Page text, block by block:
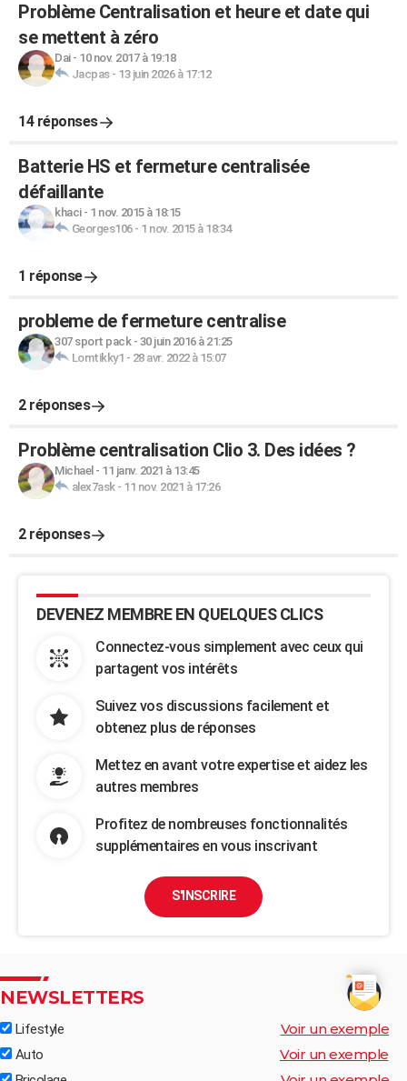
Problème Centralisation et heure et date qui
se mettent à zéro
Dai- 10 nov. 2017 à 19:18
Jacpas- 13 juin 2026 à 17:12
14 réponses
Batterie HS et fermeture centralisée
défaillante
khaci- 1 nov. 2015 à 18:15
Georges106- 1 nov. 2015 à 18:34
1 réponse
probleme de fermeture centralise
307 sport pack- 30 juin 2016 à 21:25
Lomtikky1 - 28 avr. 2022 à 15:07
2 réponses
Problème centralisation Clio 3. Des idées ?
Michael - 11 janv. 2021 à 13:45
alex7ask- 11 nov. 2021 à 17:26
2 réponses
DEVENEZ MEMBRE EN QUELQUES CLICS
Connectez-vous simplement avec ceux qui
partagent vos intérêts
Suivez vos discussions facilement et
obtenez plus de réponses
Mettez en avant votre expertise et aidez les
autres membres
Profitez de nombreuses fonctionnalités
supplémentaires en vous inscrivant
S'INSCRIRE
NEWSLETTERS
Lifestyle Voir un exemple
Auto Voir un exemple